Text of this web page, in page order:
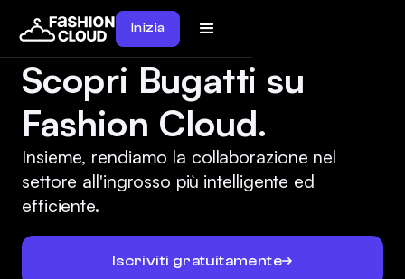
Inizia
Scopri Bugatti su
Fashion Cloud.
Insieme, rendiamo la collaborazione nel
settore all'ingrosso più intelligente ed
efficiente.
Iscriviti gratuitamente